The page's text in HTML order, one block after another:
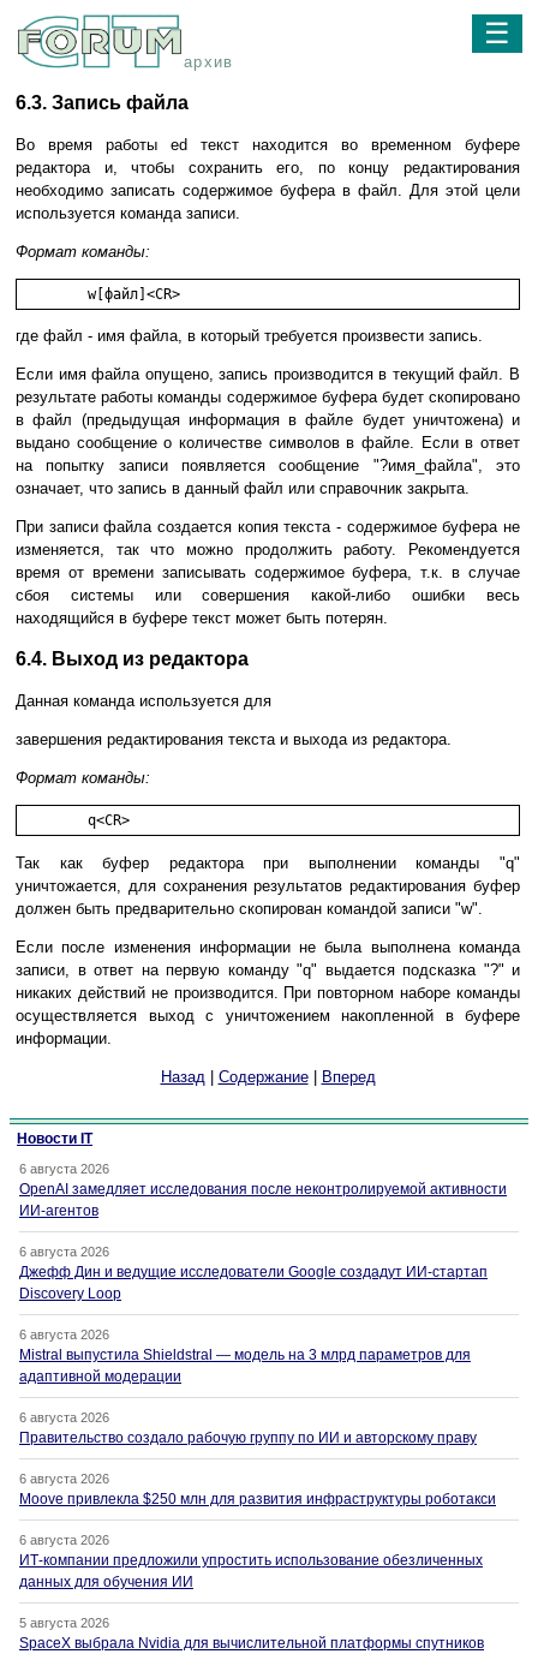
архив
☰
6.3. Запись файла
Во время работы ed текст находится во временном буфере
редактора и, чтобы сохранить его, по концу редактирования
необходимо записать содержимое буфера в файл. Для этой цели
используется команда записи.
Формат команды:
	w[файл]<CR>
где файл - имя файла, в который требуется произвести запись.
Если имя файла опущено, запись производится в текущий файл. В
результате работы команды содержимое буфера будет скопировано
в файл (предыдущая информация в файле будет уничтожена) и
выдано сообщение о количестве символов в файле. Если в ответ
на попытку записи появляется сообщение "?имя_файла", это
означает, что запись в данный файл или справочник закрыта.
При записи файла создается копия текста - содержимое буфера не
изменяется, так что можно продолжить работу. Рекомендуется
время от времени записывать содержимое буфера, т.к. в случае
сбоя системы или совершения какой-либо ошибки весь
находящийся в буфере текст может быть потерян.
6.4. Выход из редактора
Данная команда используется для
завершения редактирования текста и выхода из редактора.
Формат команды:
	q<CR>
Так как буфер редактора при выполнении команды "q"
уничтожается, для сохранения результатов редактирования буфер
должен быть предварительно скопирован командой записи "w".
Если после изменения информации не была выполнена команда
записи, в ответ на первую команду "q" выдается подсказка "?" и
никаких действий не производится. При повторном наборе команды
осуществляется выход с уничтожением накопленной в буфере
информации.
Назад| Содержание| Вперед
Новости IT
6 августа 2026
OpenAI замедляет исследования после неконтролируемой активности
ИИ-агентов
6 августа 2026
Джефф Дин и ведущие исследователи Google создадут ИИ-стартап
Discovery Loop
6 августа 2026
Mistral выпустила Shieldstral — модель на 3 млрд параметров для
адаптивной модерации
6 августа 2026
Правительство создало рабочую группу по ИИ и авторскому праву
6 августа 2026
Moove привлекла $250 млн для развития инфраструктуры роботакси
6 августа 2026
ИТ-компании предложили упростить использование обезличенных
данных для обучения ИИ
5 августа 2026
SpaceX выбрала Nvidia для вычислительной платформы спутников